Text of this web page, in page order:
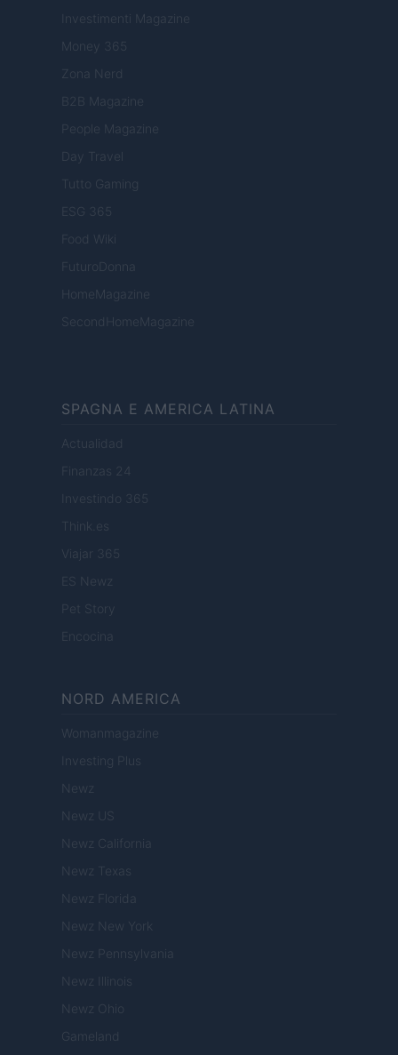
Investimenti Magazine
Money 365
Zona Nerd
B2B Magazine
People Magazine
Day Travel
Tutto Gaming
ESG 365
Food Wiki
FuturoDonna
HomeMagazine
SecondHomeMagazine
SPAGNA E AMERICA LATINA
Actualidad
Finanzas 24
Investindo 365
Think.es
Viajar 365
ES Newz
Pet Story
Encocina
NORD AMERICA
Womanmagazine
Investing Plus
Newz
Newz US
Newz California
Newz Texas
Newz Florida
Newz New York
Newz Pennsylvania
Newz Illinois
Newz Ohio
Gameland